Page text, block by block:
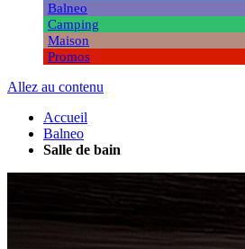
Balneo
Camping
Maison
Promos
Allez au contenu
Accueil
Balneo
Salle de bain